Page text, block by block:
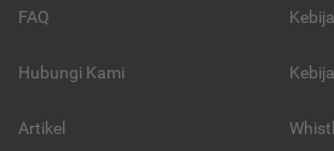
FAQ
Hubungi Kami
Artikel